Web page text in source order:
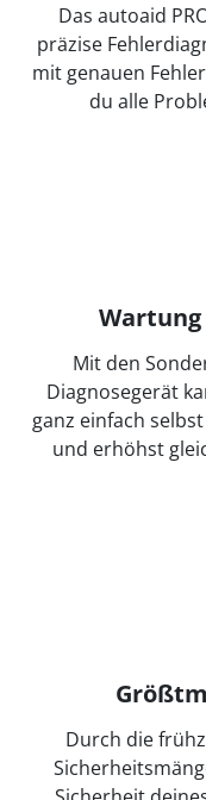
Das autoaid
präzise
mit genauen
du alle
Mit den
Diagnosegerät
ganz einfach
und erhöhst
Durch die